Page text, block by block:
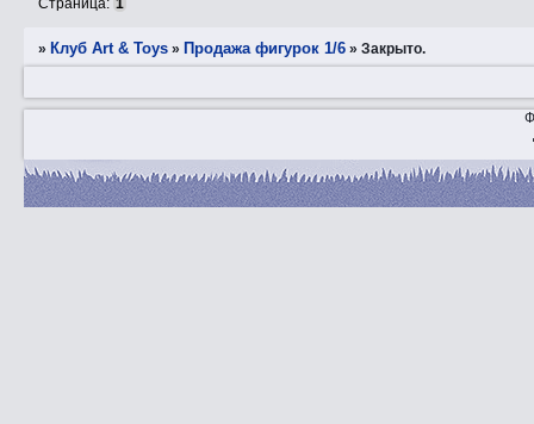
» Клуб Art & Toys » Продажа фигурок 1/6 »Закрытo.